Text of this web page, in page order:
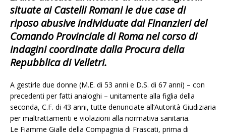
situate ai Castelli Romani le due case di
riposo abusive individuate dai Finanzieri del
Comando Provinciale di Roma nel corso di
indagini coordinate dalla Procura della
Repubblica di Velletri.
A gestirle due donne (M.E. di 53 anni e D.S. di 67 anni) – con
precedenti per fatti analoghi – unitamente alla figlia della
seconda, C.F. di 43 anni, tutte denunciate all’Autorità Giudiziaria
per maltrattamenti e violazioni alla normativa sanitaria.
Le Fiamme Gialle della Compagnia di Frascati, prima di